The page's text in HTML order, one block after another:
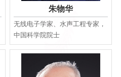
朱物华
无线电子学家、水声工程专家，
中国科学院院士